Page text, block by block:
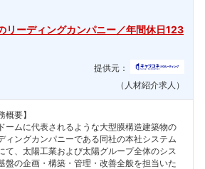
リーディングカンパニー／年間休日123
提供元：
（人材紹介求人）
概要】
ームに代表されるような大型膜構造建築物の
ィングカンパニーである同社の本社システム
て、太陽工業および太陽グループ全体のシス
盤の企画・構築・管理・改善全般を担当いた